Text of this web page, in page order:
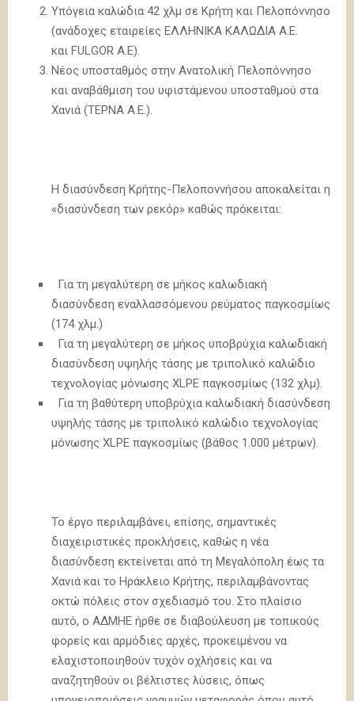
Υπόγεια καλώδια 42 χλμ σε Κρήτη και Πελοπόννησο
(ανάδοχες εταιρείες ΕΛΛΗΝΙΚΑ ΚΑΛΩΔΙΑ Α.Ε.
και FULGOR Α.Ε).
Νέος υποσταθμός στην Ανατολική Πελοπόννησο
και αναβάθμιση του υφιστάμενου υποσταθμού στα
Χανιά (ΤΕΡΝΑ Α.Ε.).
Η διασύνδεση Κρήτης-Πελοποννήσου αποκαλείται η
«διασύνδεση των ρεκόρ» καθώς πρόκειται:
Για τη μεγαλύτερη σε μήκος καλωδιακή
διασύνδεση εναλλασσόμενου ρεύματος παγκοσμίως
(174 χλμ.)
Για τη μεγαλύτερη σε μήκος υποβρύχια καλωδιακή
διασύνδεση υψηλής τάσης με τριπολικό καλώδιο
τεχνολογίας μόνωσης XLPE παγκοσμίως (132 χλμ).
Για τη βαθύτερη υποβρύχια καλωδιακή διασύνδεση
υψηλής τάσης με τριπολικό καλώδιο τεχνολογίας
μόνωσης XLPE παγκοσμίως (βάθος 1.000 μέτρων).
Το έργο περιλαμβάνει, επίσης, σημαντικές
διαχειριστικές προκλήσεις, καθώς η νέα
διασύνδεση εκτείνεται από τη Μεγαλόπολη έως τα
Χανιά και το Ηράκλειο Κρήτης, περιλαμβάνοντας
οκτώ πόλεις στον σχεδιασμό του. Στο πλαίσιο
αυτό, ο ΑΔΜΗΕ ήρθε σε διαβούλευση με τοπικούς
φορείς και αρμόδιες αρχές, προκειμένου να
ελαχιστοποιηθούν τυχόν οχλήσεις και να
αναζητηθούν οι βέλτιστες λύσεις, όπως